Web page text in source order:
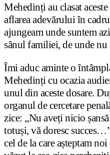
Mehedinți au clasat
aflarea adevărului în
ajungeam unde suntem
sânul familiei, de unde nu
Îmi aduc aminte o
Mehedinți cu ocazia
unul din aceste dosare.
organul de cercetare
zice: „Nu aveți nicio
totuși, vă doresc
cel de la care așteptam